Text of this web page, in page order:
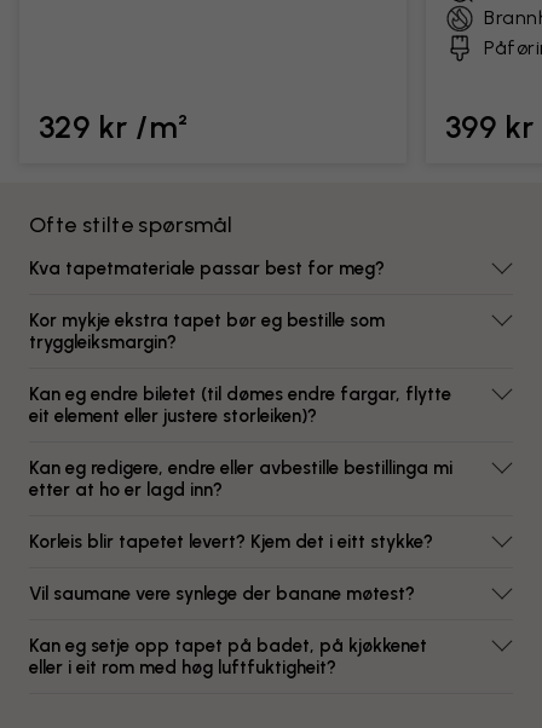
329 kr /m² 399
Ofte stilte spørsmål
Kva tapetmateriale passar best for meg?
Kor mykje ekstra tapet bør eg bestille som
tryggleiksmargin?
Kan eg endre biletet (til dømes endre fargar, flytte
eit element eller justere storleiken)?
Kan eg redigere, endre eller avbestille bestillinga mi
etter at ho er lagd inn?
Korleis blir tapetet levert? Kjem det i eitt stykke?
Vil saumane vere synlege der banane møtest?
Kan eg setje opp tapet på badet, på kjøkkenet
eller i eit rom med høg luftfuktigheit?